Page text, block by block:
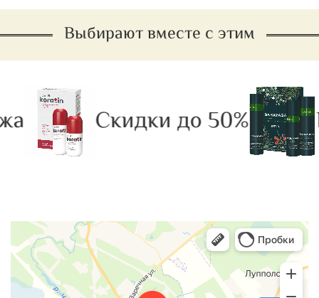
Выбирают вместе с этим
Скидки до 50%